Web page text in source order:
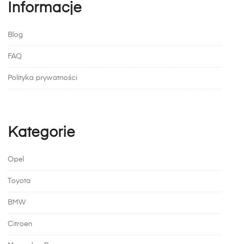
Informacje
Blog
FAQ
Polityka prywatności
Kategorie
Opel
Toyota
BMW
Citroen